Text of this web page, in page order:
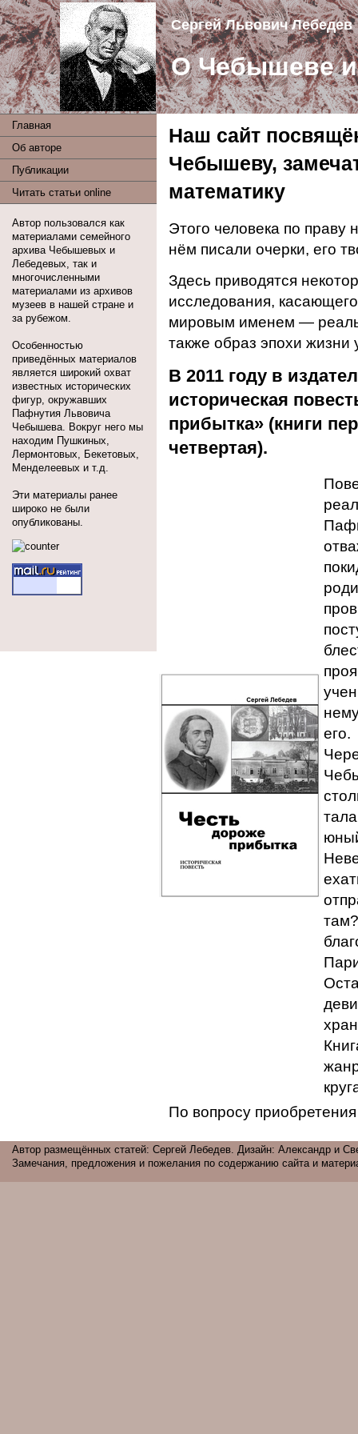
Сергей Львович Лебедев
О Чебышеве и
Главная
Об авторе
Публикации
Читать статьи online
Автор пользовался как
материалами семейного
архива Чебышевых и
Лебедевых, так и
многочисленными
материалами из архивов
музеев в нашей стране и
за рубежом.
Особенностью
приведённых материалов
является широкий охват
известных исторических
фигур, окружавших
Пафнутия Львовича
Чебышева. Вокруг него мы
находим Пушкиных,
Лермонтовых, Бекетовых,
Менделеевых и т.д.
Эти материалы ранее
широко не были
опубликованы.
Наш сайт
Чебышеву,
математику
Этого человека по
нём писали очерки, его
Здесь приводятся
исследования,
мировым именем —
также образ эпохи жизни
В 2011 году в
историческая
прибытка» (книги
четвертая).
его.
По вопросу
Автор размещённых статей: Сергей Лебедев. Дизайн: Александр и
Замечания, предложения и пожелания по содержанию сайта и